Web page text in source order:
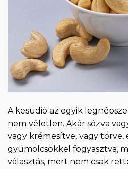
A kesudió az egyik
nem véletlen. Akár sózva
vagy krémesítve, vagy törve,
gyümölcsökkel fogyasztva,
választás, mert nem csak